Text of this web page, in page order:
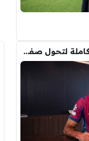
تفاصيل صادمة.. القصة الكاملة لتحول صفقة رودري من ريال مدريد الى برشلونة